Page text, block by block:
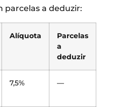
parcelas a deduzir:
Alíquota
Parcelas
a
deduzir
7,5% —